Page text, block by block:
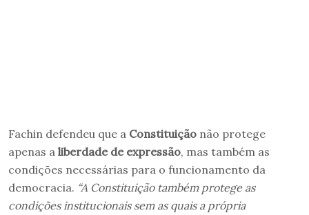
Fachin defendeu que a Constituição não protege
apenas a liberdade de expressão, mas também as
condições necessárias para o funcionamento da
democracia. “A Constituição também protege as
condições institucionais sem as quais a própria